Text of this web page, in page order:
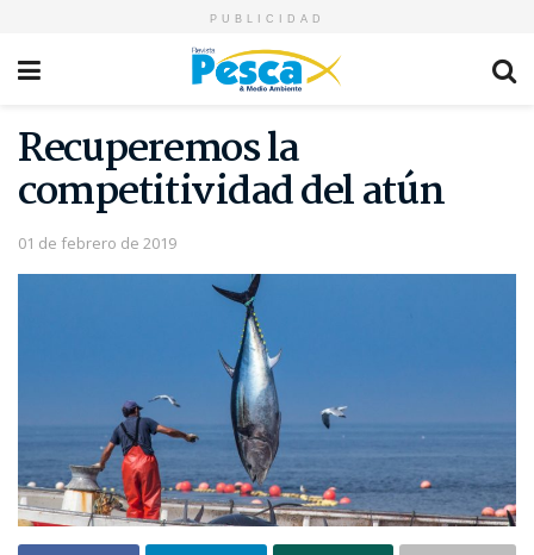
PUBLICIDAD
Recuperemos la
competitividad del atún
01 de febrero de 2019